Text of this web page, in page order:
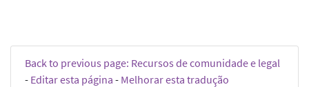
Back to previous page: Recursos de comunidade e legal
- Editar esta página - Melhorar esta tradução